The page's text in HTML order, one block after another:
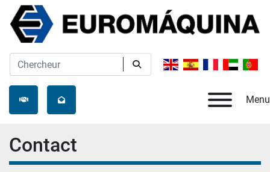
Menu
Contact